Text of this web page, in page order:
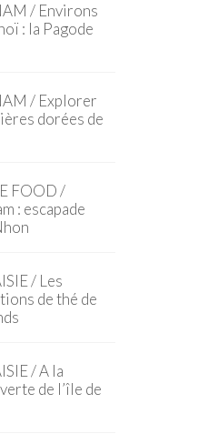
/ Environs
: la Pagode
/ Explorer
dorées de
FOOD /
: escapade
/ Les
de thé de
/ A la
de l’île de